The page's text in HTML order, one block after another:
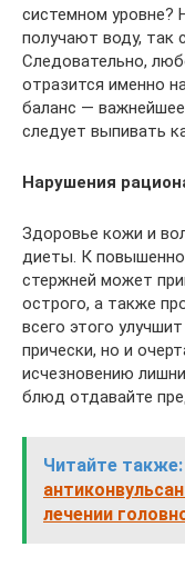
системном уровне?
получают воду, так
Следовательно,
отразится именно
баланс —
следует выпивать
Нарушения
Здоровье кожи и
диеты. К
стержней может
острого, а также
всего этого
прически, но и
исчезновению
блюд отдавайте
Читайте также:
лечении